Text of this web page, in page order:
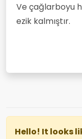
Ve çağlarboyu
ezik kalmıştır.
Hello! It looks